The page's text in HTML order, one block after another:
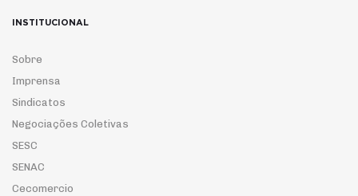
INSTITUCIONAL
Sobre
Imprensa
Sindicatos
Negociações Coletivas
SESC
SENAC
Cecomercio